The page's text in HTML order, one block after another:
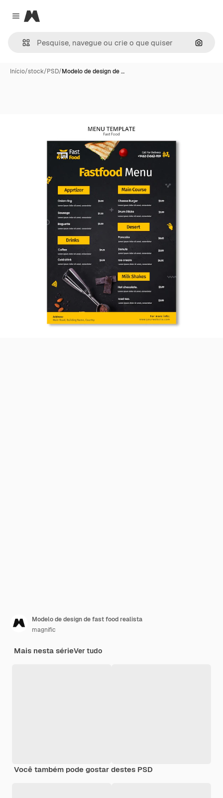
Close menu
Magnific
Início/stock/PSD/Modelo de design de …
Modelo de design de fast food realista
magnific
Mais nesta sérieVer tudo
Você também pode gostar destes PSD